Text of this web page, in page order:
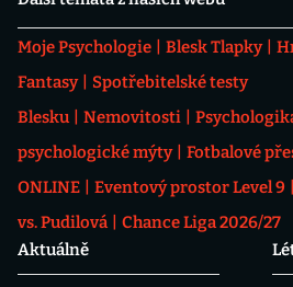
Moje Psychologie Blesk Tlapky
Fantasy
Spotřebitelské testy
Blesku
Nemovitosti
psychologické mýty
Fotbalové
ONLINE
Eventový prostor Level 9
vs. Pudilová
Chance Liga 2026/27
Aktuálně